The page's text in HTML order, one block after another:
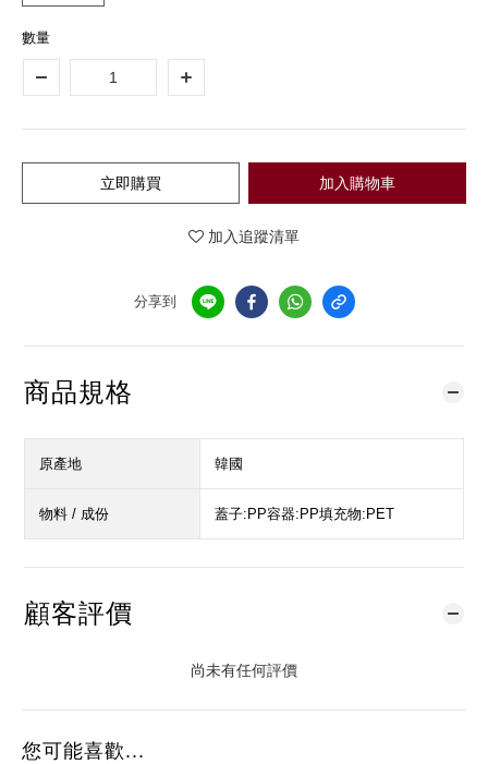
數量
加入購物車
立即購買
加入追蹤清單
分享到
商品規格
原產地 韓國
物料 / 成份 蓋子:PP容器:PP填充物:PET
顧客評價
尚未有任何評價
您可能喜歡...